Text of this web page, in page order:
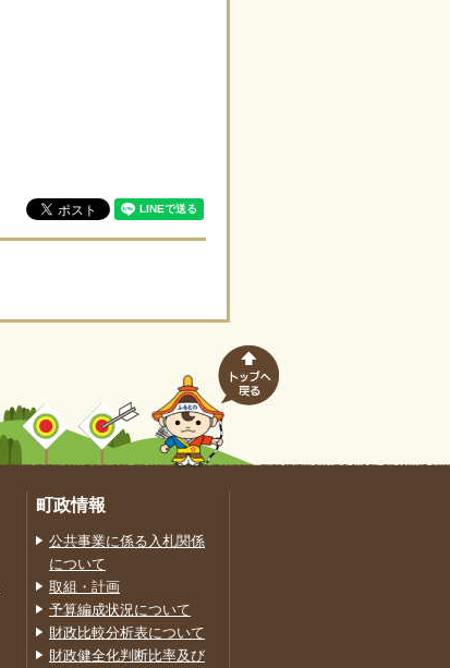
町政情報
公共事業に係る入札関係
について
取組・計画
予算編成状況について
財政比較分析表について
財政健全化判断比率及び